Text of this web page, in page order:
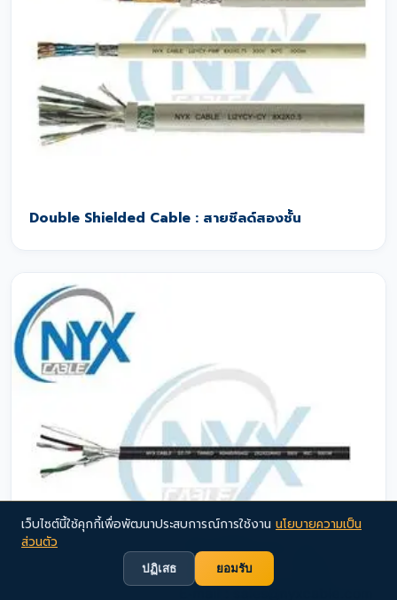
Double Shielded Cable : สายชีลด์สองชั้น
เว็บไซต์นี้ใช้คุกกี้เพื่อพัฒนาประสบการณ์การใช้งาน นโยบายความเป็น
ส่วนตัว
ปฏิเสธ ยอมรับ